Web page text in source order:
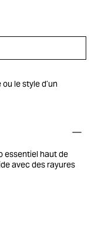
le style d’un
essentiel haut de
avec des rayures